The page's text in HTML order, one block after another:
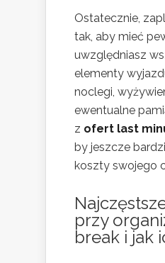
Ostatecznie,
tak, aby mieć
uwzględniasz
elementy
noclegi,
ewentualne
z ofert last
by jeszcze
koszty swojego
przy
break i jak